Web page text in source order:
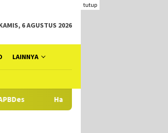
tutup
6 AGUSTUS 2026
LAINNYA
Hampir Setahun Jaksa Tangani Dugaan